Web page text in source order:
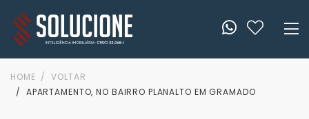
HOME
VOLTAR
APARTAMENTO, NO BAIRRO PLANALTO EM GRAMADO